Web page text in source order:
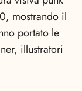
mostrando il
portato le
illustratori